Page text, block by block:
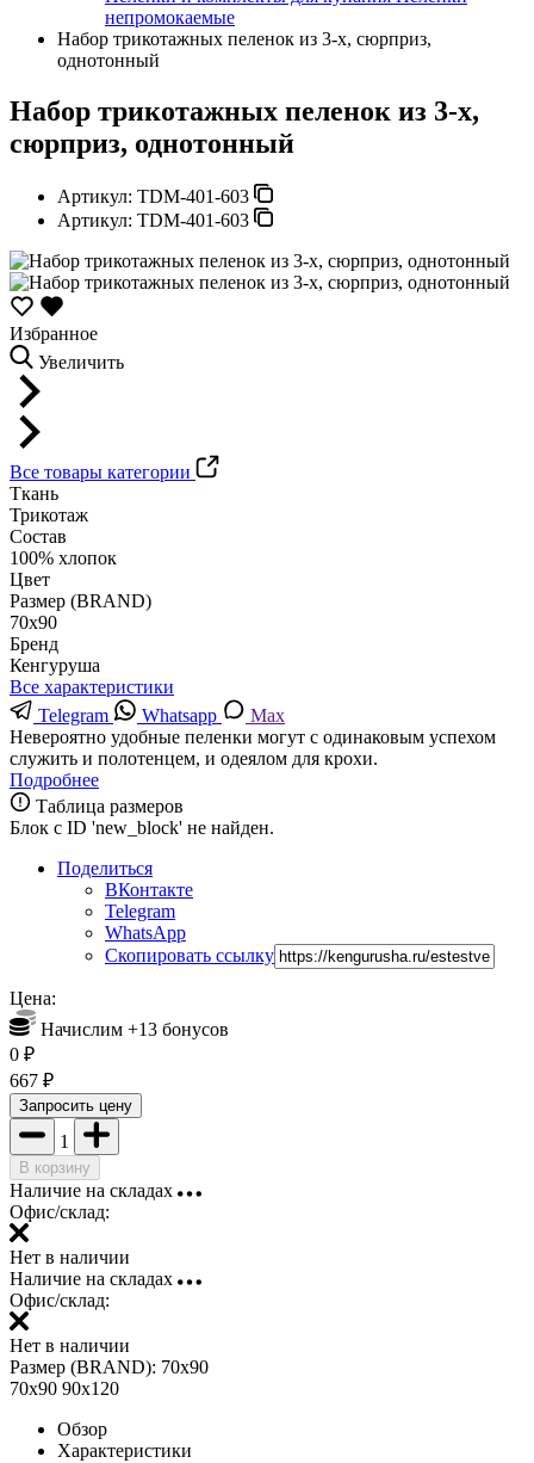
непромокаемые
Набор трикотажных пеленок из 3-х, сюрприз,
однотонный
Набор трикотажных пеленок из 3-х,
сюрприз, однотонный
Артикул: TDM-401-603
Артикул: TDM-401-603
Избранное
Увеличить
Все товары категории
Ткань
Трикотаж
Состав
100% хлопок
Цвет
Размер (BRAND)
70х90
Бренд
Кенгуруша
Все характеристики
Telegram
Whatsapp
Max
Невероятно удобные пеленки могут с одинаковым успехом
служить и полотенцем, и одеялом для крохи.
Подробнее
Таблица размеров
Блок с ID 'new_block' не найден.
Поделиться
ВКонтакте
Telegram
WhatsApp
Скопировать ссылку
Цена:
Начислим +13 бонусов
0 ₽
667 ₽
Запросить цену
1
В корзину
Наличие на складах
Офис/склад:
Нет в наличии
Наличие на складах
Офис/склад:
Нет в наличии
Размер (BRAND): 70х90
70х90 90х120
Обзор
Характеристики